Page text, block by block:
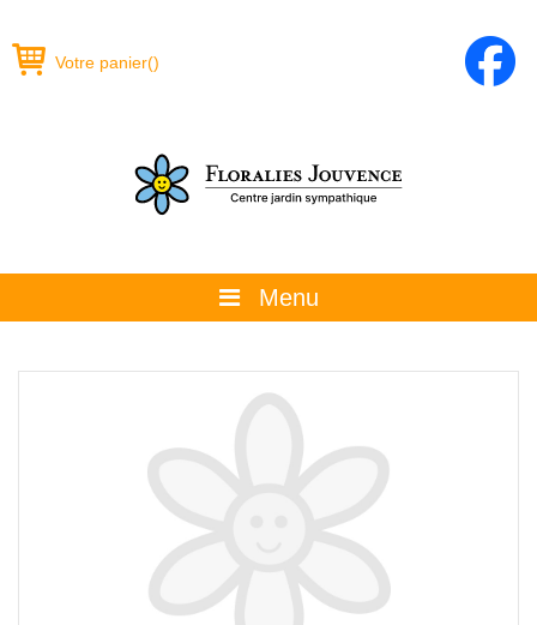
Votre panier()
Menu
La boutique
Promotions et évènements
Calendrier horticole